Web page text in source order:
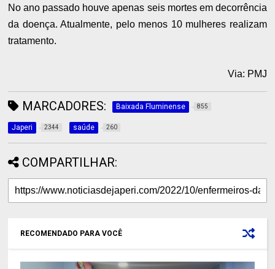
No ano passado houve apenas seis mortes em decorrência
da doença. Atualmente, pelo menos 10 mulheres realizam
tratamento.
Via: PMJ
MARCADORES: Baixada Fluminense 855
Japeri 2344 saúde 260
COMPARTILHAR:
RECOMENDADO PARA VOCÊ